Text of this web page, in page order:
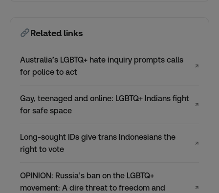
Related links
Australia’s LGBTQ+ hate inquiry prompts calls
for police to act
↗
Gay, teenaged and online: LGBTQ+ Indians fight
for safe space
↗
Long-sought IDs give trans Indonesians the
right to vote
↗
OPINION: Russia’s ban on the LGBTQ+
movement: A dire threat to freedom and
↗